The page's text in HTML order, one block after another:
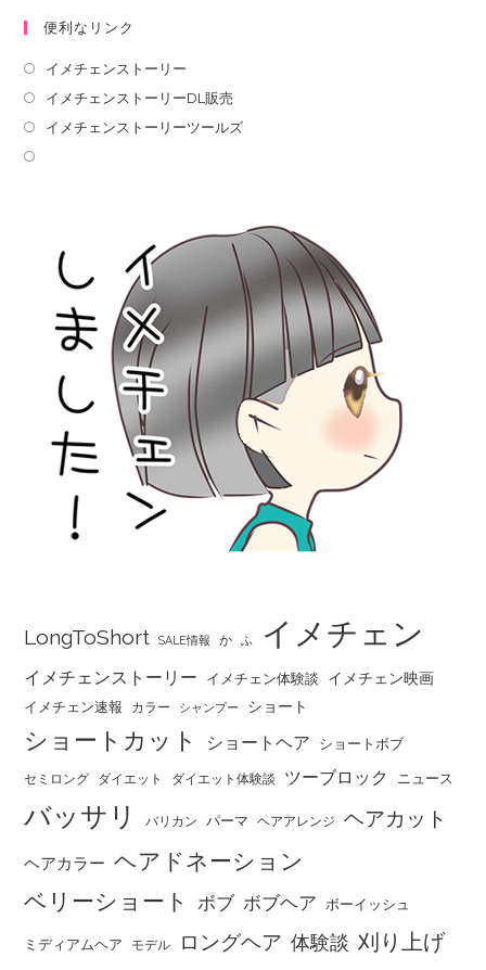
便利なリンク
イメチェンストーリー
イメチェンストーリーDL販売
イメチェンストーリーツールズ
LongToShort SALE情報 か ふ イメチェン
イメチェンストーリー イメチェン体験談 イメチェン映画
イメチェン速報 カラー シャンプー ショート
ショートカット ショートヘア ショートボブ
セミロング ダイエット ダイエット体験談 ツーブロック ニュース
バッサリ バリカン パーマ ヘアアレンジ ヘアカット
ヘアカラー ヘアドネーション
ベリーショート
ボブ ボブヘア ボーイッシュ
ミディアムヘア モデル ロングヘア 体験談 刈り上げ